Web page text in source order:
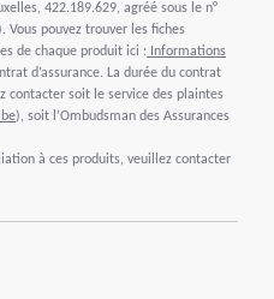
422.189.629, agréé sous le n°
Vous pouvez trouver les fiches
de chaque produit ici : Informations
d’assurance. La durée du contrat
contacter soit le service des plaintes
), soit l’Ombudsman des Assurances
à ces produits, veuillez contacter